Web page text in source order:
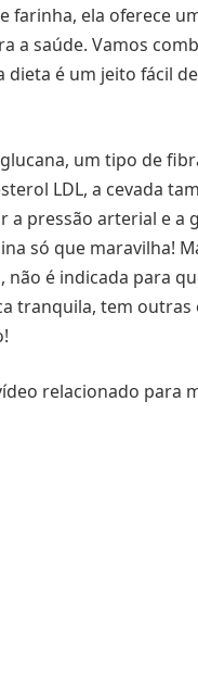
farinha, ela oferece
a saúde. Vamos
dieta é um jeito fácil
um tipo de
LDL, a cevada
a pressão arterial e a
só que maravilha!
não é indicada para
tranquila, tem outras
relacionado para